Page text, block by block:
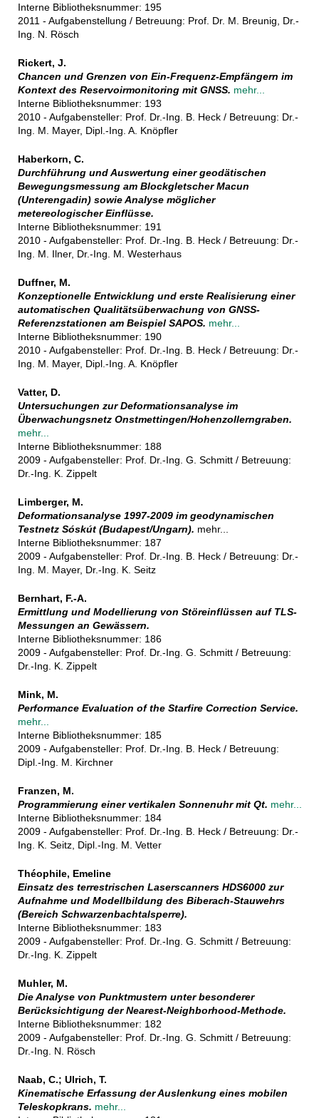
Interne Bibliotheksnummer: 195
2011 - Aufgabenstellung / Betreuung: Prof. Dr. M. Breunig, Dr.-
Ing. N. Rösch
Rickert, J.
Chancen und Grenzen von Ein-Frequenz-Empfängern im
Kontext des Reservoirmonitoring mit GNSS. mehr...
Interne Bibliotheksnummer: 193
2010 - Aufgabensteller: Prof. Dr.-Ing. B. Heck / Betreuung: Dr.-
Ing. M. Mayer, Dipl.-Ing. A. Knöpfler
Haberkorn, C.
Durchführung und Auswertung einer geodätischen
Bewegungsmessung am Blockgletscher Macun
(Unterengadin) sowie Analyse möglicher
metereologischer Einflüsse.
Interne Bibliotheksnummer: 191
2010 - Aufgabensteller: Prof. Dr.-Ing. B. Heck / Betreuung: Dr.-
Ing. M. Ilner, Dr.-Ing. M. Westerhaus
Duffner, M.
Konzeptionelle Entwicklung und erste Realisierung einer
automatischen Qualitätsüberwachung von GNSS-
Referenzstationen am Beispiel SAPOS. mehr...
Interne Bibliotheksnummer: 190
2010 - Aufgabensteller: Prof. Dr.-Ing. B. Heck / Betreuung: Dr.-
Ing. M. Mayer, Dipl.-Ing. A. Knöpfler
Vatter, D.
Untersuchungen zur Deformationsanalyse im
Überwachungsnetz Onstmettingen/Hohenzollerngraben.
mehr...
Interne Bibliotheksnummer: 188
2009 - Aufgabensteller: Prof. Dr.-Ing. G. Schmitt / Betreuung:
Dr.-Ing. K. Zippelt
Limberger, M.
Deformationsanalyse 1997-2009 im geodynamischen
Testnetz Sóskút (Budapest/Ungarn). mehr...
Interne Bibliotheksnummer: 187
2009 - Aufgabensteller: Prof. Dr.-Ing. B. Heck / Betreuung: Dr.-
Ing. M. Mayer, Dr.-Ing. K. Seitz
Bernhart, F.-A.
Ermittlung und Modellierung von Störeinflüssen auf TLS-
Messungen an Gewässern.
Interne Bibliotheksnummer: 186
2009 - Aufgabensteller: Prof. Dr.-Ing. G. Schmitt / Betreuung:
Dr.-Ing. K. Zippelt
Mink, M.
Performance Evaluation of the Starfire Correction Service.
mehr...
Interne Bibliotheksnummer: 185
2009 - Aufgabensteller: Prof. Dr.-Ing. B. Heck / Betreuung:
Dipl.-Ing. M. Kirchner
Franzen, M.
Programmierung einer vertikalen Sonnenuhr mit Qt. mehr...
Interne Bibliotheksnummer: 184
2009 - Aufgabensteller: Prof. Dr.-Ing. B. Heck / Betreuung: Dr.-
Ing. K. Seitz, Dipl.-Ing. M. Vetter
Théophile, Emeline
Einsatz des terrestrischen Laserscanners HDS6000 zur
Aufnahme und Modellbildung des Biberach-Stauwehrs
(Bereich Schwarzenbachtalsperre).
Interne Bibliotheksnummer: 183
2009 - Aufgabensteller: Prof. Dr.-Ing. G. Schmitt / Betreuung:
Dr.-Ing. K. Zippelt
Muhler, M.
Die Analyse von Punktmustern unter besonderer
Berücksichtigung der Nearest-Neighborhood-Methode.
Interne Bibliotheksnummer: 182
2009 - Aufgabensteller: Prof. Dr.-Ing. G. Schmitt / Betreuung:
Dr.-Ing. N. Rösch
Naab, C.; Ulrich, T.
Kinematische Erfassung der Auslenkung eines mobilen
Teleskopkrans. mehr...